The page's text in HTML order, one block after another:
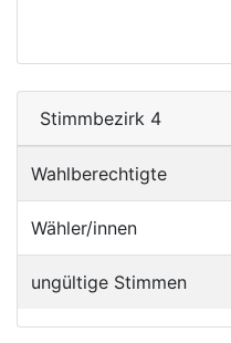
Stimmbezirk 4
Wahlberechtigte
Wähler/innen
ungültige Stimmen